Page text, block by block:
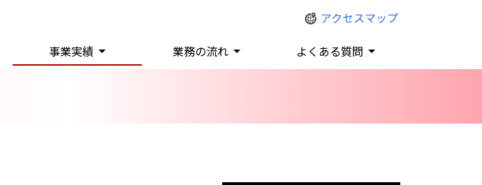
アクセスマップ
事業実績 業務の流れ よくある質問